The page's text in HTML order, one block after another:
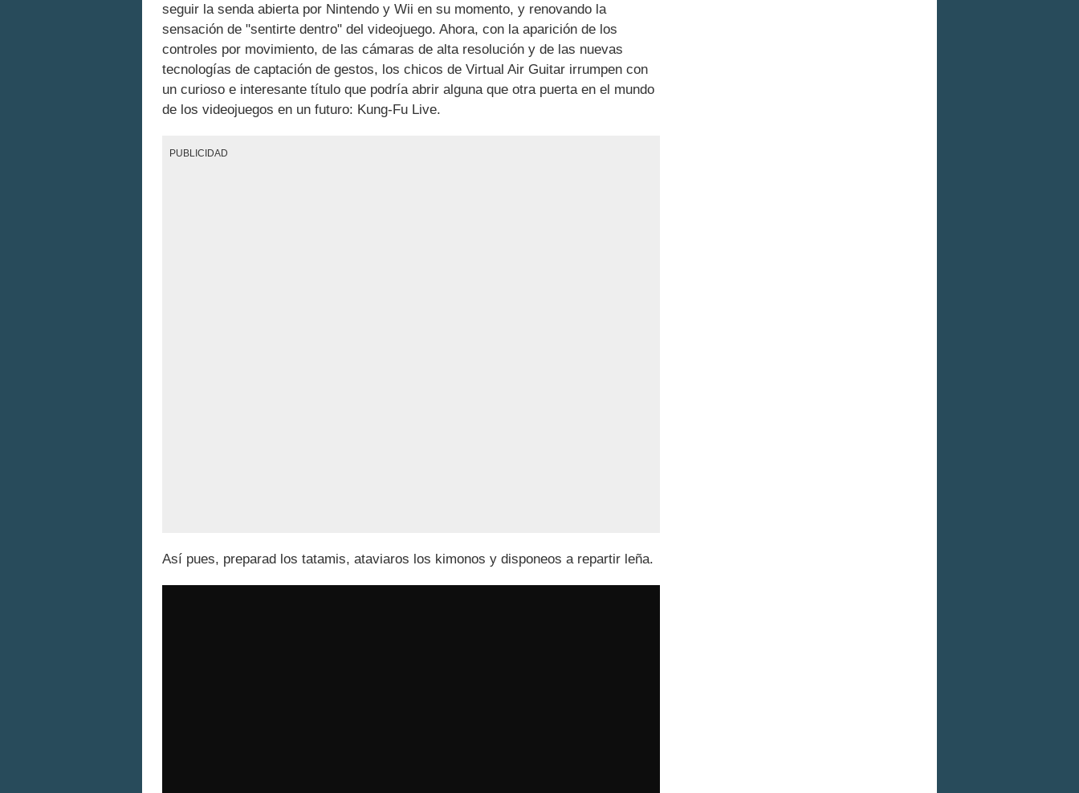
seguir la senda abierta por Nintendo y Wii en su momento, y renovando la
sensación de "sentirte dentro" del videojuego. Ahora, con la aparición de los
controles por movimiento, de las cámaras de alta resolución y de las nuevas
tecnologías de captación de gestos, los chicos de Virtual Air Guitar irrumpen con
un curioso e interesante título que podría abrir alguna que otra puerta en el mundo
de los videojuegos en un futuro: Kung-Fu Live.
PUBLICIDAD
Así pues, preparad los tatamis, ataviaros los kimonos y disponeos a repartir leña.